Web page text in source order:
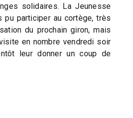
solidaires. La Jeunesse
pu participer au cortège, très
du prochain giron, mais
en nombre vendredi soir
leur donner un coup de